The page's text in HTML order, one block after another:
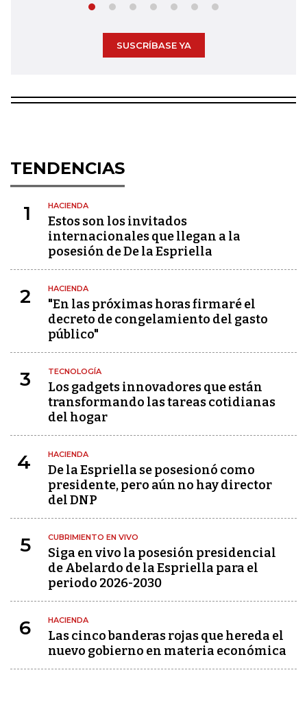
SUSCRÍBASE YA
TENDENCIAS
1 HACIENDA
Estos son los invitados
internacionales que llegan a la
posesión de De la Espriella
2 HACIENDA
"En las próximas horas firmaré el
decreto de congelamiento del gasto
público"
3 TECNOLOGÍA
Los gadgets innovadores que están
transformando las tareas cotidianas
del hogar
4 HACIENDA
De la Espriella se posesionó como
presidente, pero aún no hay director
del DNP
5 CUBRIMIENTO EN VIVO
Siga en vivo la posesión presidencial
de Abelardo de la Espriella para el
periodo 2026-2030
6 HACIENDA
Las cinco banderas rojas que hereda el
nuevo gobierno en materia económica